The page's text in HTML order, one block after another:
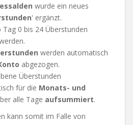
wurde ein neues
' ergänzt.
0 bis 24 Überstunden
werden automatisch
abgezogen.
Überstunden
für die Monats- und
alle Tage aufsummiert.
kann somit im Falle von